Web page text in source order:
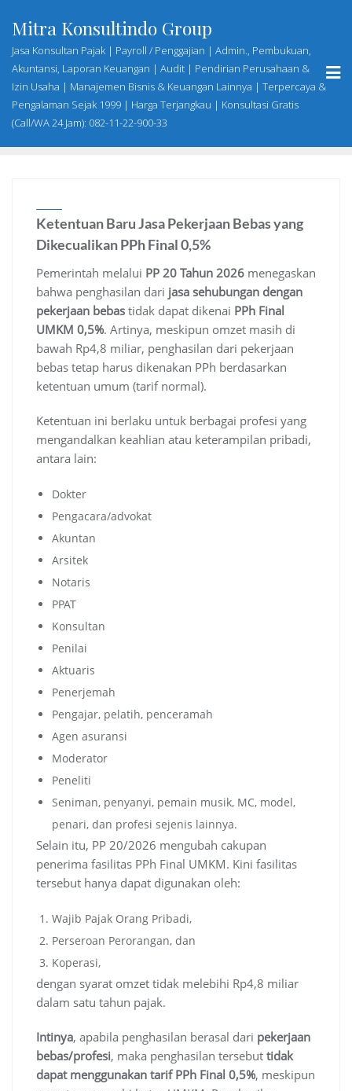
content
Mitra Konsultindo Group
Jasa Konsultan Pajak | Payroll / Penggajian | Admin., Pembukuan,
Akuntansi, Laporan Keuangan | Audit | Pendirian Perusahaan &
Izin Usaha | Manajemen Bisnis & Keuangan Lainnya | Terpercaya &
Pengalaman Sejak 1999 | Harga Terjangkau | Konsultasi Gratis
(Call/WA 24 Jam): 082-11-22-900-33
Ketentuan Baru Jasa Pekerjaan Bebas yang
Dikecualikan PPh Final 0,5%
Pemerintah melalui PP 20 Tahun 2026 menegaskan
bahwa penghasilan dari jasa sehubungan dengan
pekerjaan bebas tidak dapat dikenai PPh Final
UMKM 0,5%. Artinya, meskipun omzet masih di
bawah Rp4,8 miliar, penghasilan dari pekerjaan
bebas tetap harus dikenakan PPh berdasarkan
ketentuan umum (tarif normal).
Ketentuan ini berlaku untuk berbagai profesi yang
mengandalkan keahlian atau keterampilan pribadi,
antara lain:
Dokter
Pengacara/advokat
Akuntan
Arsitek
Notaris
PPAT
Konsultan
Penilai
Aktuaris
Penerjemah
Pengajar, pelatih, penceramah
Agen asuransi
Moderator
Peneliti
Seniman, penyanyi, pemain musik, MC, model,
penari, dan profesi sejenis lainnya.
Selain itu, PP 20/2026 mengubah cakupan
penerima fasilitas PPh Final UMKM. Kini fasilitas
tersebut hanya dapat digunakan oleh:
Wajib Pajak Orang Pribadi,
Perseroan Perorangan, dan
Koperasi,
dengan syarat omzet tidak melebihi Rp4,8 miliar
dalam satu tahun pajak.
Intinya, apabila penghasilan berasal dari pekerjaan
bebas/profesi, maka penghasilan tersebut tidak
dapat menggunakan tarif PPh Final 0,5%, meskipun